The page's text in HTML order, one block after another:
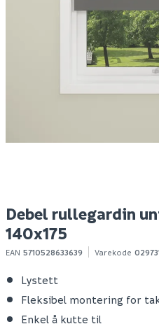
Debel rullegardin uni
maxi lystett grå
Debel rullegardin
140x175
EAN 5710528633639 Varekode
Lystett
Fleksibel montering for
Enkel å kutte til